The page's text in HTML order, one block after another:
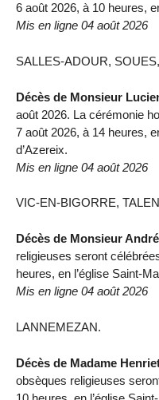
6 août 2026, à 10 heures,
Mis en ligne 04 août 2026
SALLES-ADOUR,
Décès de Monsieur
août 2026. La cérémonie
7 août 2026, à 14 heures,
d’Azereix.
Mis en ligne 04 août 2026
VIC-EN-BIGORRE,
Décès de Monsieur
religieuses seront
heures, en l’église Saint-
Mis en ligne 04 août 2026
LANNEMEZAN.
Décès de Madame
obsèques religieuses